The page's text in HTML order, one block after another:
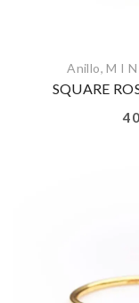
Anillo,M I N
SQUARE